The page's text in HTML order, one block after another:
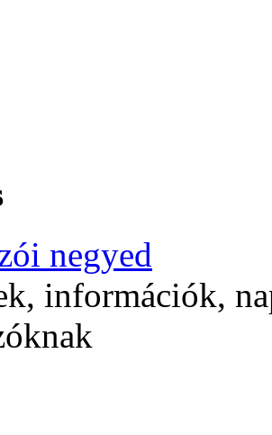
negyed
információk,